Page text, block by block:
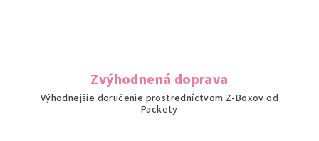
Zvýhodnená doprava
Výhodnejšie doručenie prostredníctvom Z-Boxov od
Packety